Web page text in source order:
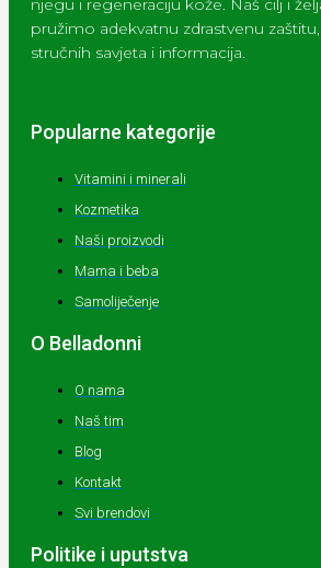
njegu i regeneraciju kože. Naš cilj i
pružimo adekvatnu zdrastvenu
stručnih savjeta i informacija.
Popularne kategorije
Vitamini i minerali
Kozmetika
Naši proizvodi
Mama i beba
Samoliječenje
O Belladonni
O nama
Naš tim
Blog
Kontakt
Svi brendovi
Politike i uputstva